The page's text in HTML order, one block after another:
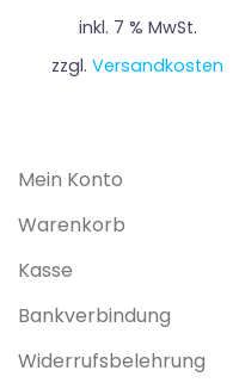
inkl. 7 % MwSt.
zzgl.Versandkosten
Mein Konto
Warenkorb
Kasse
Bankverbindung
Widerrufsbelehrung